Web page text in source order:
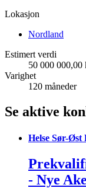
Lokasjon
Nordland
Estimert verdi
50 000 000,00
Varighet
120 måneder
Se aktive
Helse Sør-Øst
- Nye